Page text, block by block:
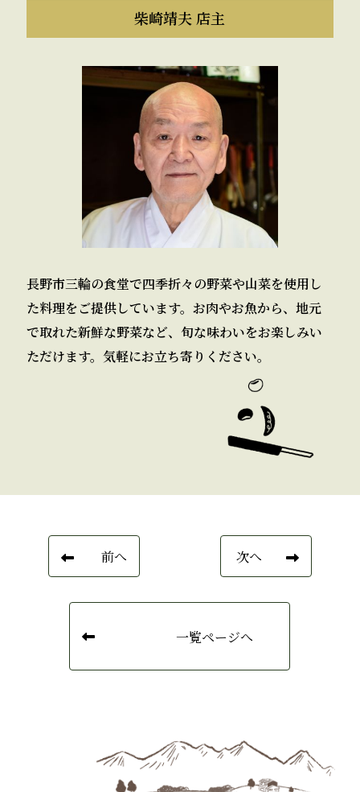
柴崎靖夫 店主
長野市三輪の食堂で四季折々の野菜や山菜を使用し
た料理をご提供しています。お肉やお魚から、地元
で取れた新鮮な野菜など、旬な味わいをお楽しみい
ただけます。気軽にお立ち寄りください。
投稿ナビゲーション
前へ 次へ
一覧ページへ